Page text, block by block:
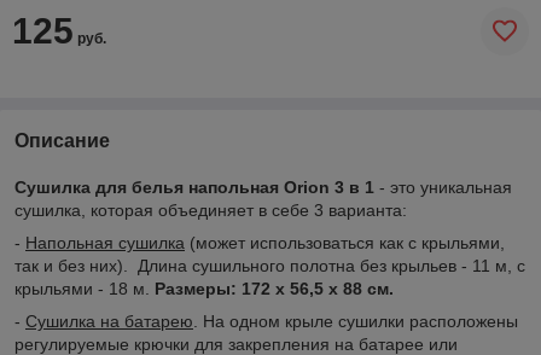
125 руб.
Описание
Сушилка для белья напольная Orion 3 в 1 - это уникальная
сушилка, которая объединяет в себе 3 варианта:
- Напольная сушилка (может использоваться как с крыльями,
так и без них). Длина сушильного полотна без крыльев - 11 м, с
крыльями - 18 м. Размеры: 172 х 56,5 х 88 см.
- Сушилка на батарею . На одном крыле сушилки расположены
регулируемые крючки для закрепления на батарее или